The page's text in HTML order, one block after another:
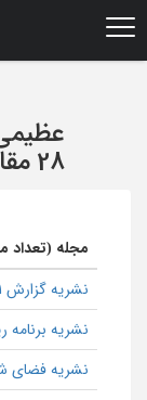
28 مقاله
مجله (تعداد
نشریه گزارش 11
نشریه برنامه
نشریه فضای